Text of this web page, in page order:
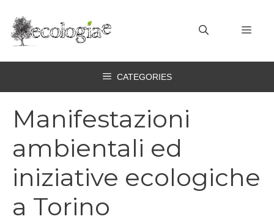
contenuto
CATEGORIES
Manifestazioni
ambientali ed
iniziative ecologiche
a Torino